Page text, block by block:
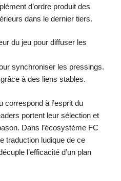
d’ordre produit des
dans le dernier tiers.
du jeu pour diffuser les
synchroniser les pressings.
à des liens stables.
correspond à l’esprit du
portent leur sélection et
Dans l’écosystème FC
traduction ludique de ce
l’efficacité d’un plan